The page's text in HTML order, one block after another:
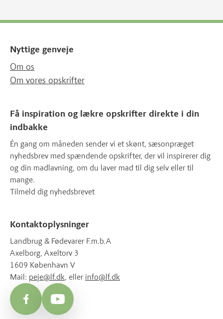
Nyttige genveje
Om os
Om vores opskrifter
Få inspiration og lækre opskrifter direkte i din
indbakke
Én gang om måneden sender vi et skønt, sæsonpræget
nyhedsbrev med spændende opskrifter, der vil inspirerer dig
og din madlavning, om du laver mad til dig selv eller til
mange.
Tilmeld dig nyhedsbrevet
Kontaktoplysninger
Landbrug & Fødevarer F.m.b.A
Axelborg, Axeltorv 3
1609 København V
Mail: peje@lf.dk, eller info@lf.dk
FacebookYouTube